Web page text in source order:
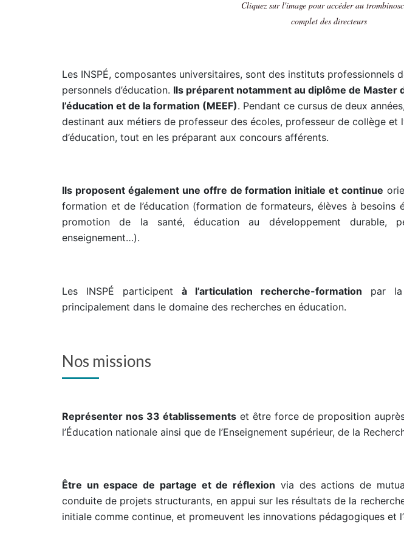
Cliquez sur l'image pour accéder au
complet des directeurs
Les INSPÉ, composantes universitaires, sont des instituts professionnels
personnels d’éducation. Ils préparent notamment au diplôme de Master
l’éducation et de la formation (MEEF). Pendant ce cursus de deux
destinant aux métiers de professeur des écoles, professeur de collège et
d’éducation, tout en les préparant aux concours afférents.
Ils proposent également une offre de formation initiale et continue
formation et de l’éducation (formation de formateurs, élèves à besoins
promotion de la santé, éducation au développement durable,
enseignement…).
Les INSPÉ participent à l’articulation recherche-formation par la
principalement dans le domaine des recherches en éducation.
Nos missions
Représenter nos 33 établissementset être force de proposition
l’Éducation nationale ainsi que de l’Enseignement supérieur, de la
Être un espace de partage et de réflexion via des actions de
conduite de projets structurants, en appui sur les résultats de la
initiale comme continue, et promeuvent les innovations pédagogiques et